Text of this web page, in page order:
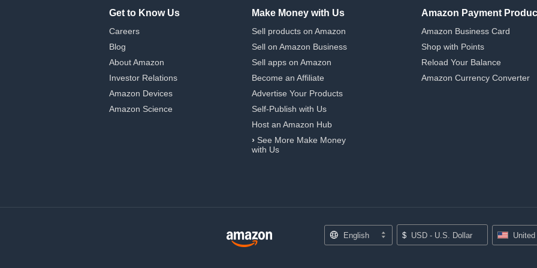
Get to Know Us
Careers
Blog
About Amazon
Investor Relations
Amazon Devices
Amazon Science
Make Money with Us
Sell products on Amazon
Sell on Amazon Business
Sell apps on Amazon
Become an Affiliate
Advertise Your Products
Self-Publish with Us
Host an Amazon Hub
› See More Make Money
with Us
Amazon Payment
Amazon Business Card
Shop with Points
Reload Your Balance
Amazon Currency Converter
English $ USD - U.S. Dollar